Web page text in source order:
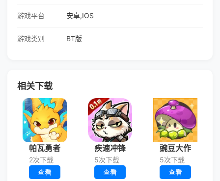
游戏平台 安卓,IOS
游戏类别 BT版
相关下载
帕瓦勇者
2次下载
查看
疾速冲锋
5次下载
查看
豌豆大作
5次下载
查看